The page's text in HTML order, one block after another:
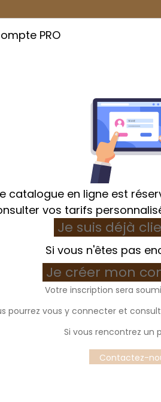
Emballage
Bac à ingrédients
PRO
catalogue en ligne est
vos tarifs
Je suis déjà
Si vous n'êtes pas
Je créer mon
Votre inscription sera
pourrez vous y connecter et
Si vous rencontrez un
Contactez-